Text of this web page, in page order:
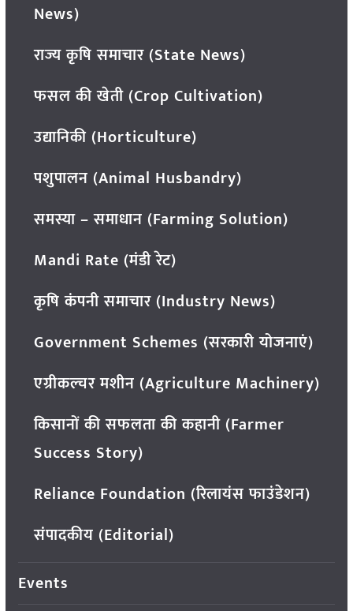
News)
राज्य कृषि समाचार (State News)
फसल की खेती (Crop Cultivation)
उद्यानिकी (Horticulture)
पशुपालन (Animal Husbandry)
समस्या – समाधान (Farming Solution)
Mandi Rate (मंडी रेट)
कृषि कंपनी समाचार (Industry News)
Government Schemes (सरकारी योजनाएं)
एग्रीकल्चर मशीन (Agriculture Machinery)
किसानों की सफलता की कहानी (Farmer
Success Story)
Reliance Foundation (रिलायंस फाउंडेशन)
संपादकीय (Editorial)
Events